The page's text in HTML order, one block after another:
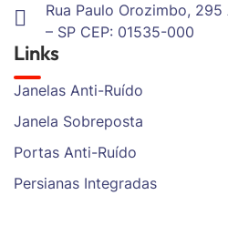
Rua Paulo Orozimbo,
– SP CEP: 01535-000
Links
Janelas Anti-Ruído
Janela Sobreposta
Portas Anti-Ruído
Persianas Integradas